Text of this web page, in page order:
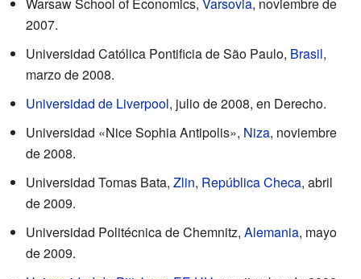
2007.
Universidad Católica Pontificia de São Paulo, Brasil,
marzo de 2008.
Universidad de Liverpool, julio de 2008, en Derecho.
Universidad «Nice Sophia Antipolis», Niza, noviembre
de 2008.
Universidad Tomas Bata, Zlin, República Checa, abril
de 2009.
Universidad Politécnica de Chemnitz, Alemania, mayo
de 2009.